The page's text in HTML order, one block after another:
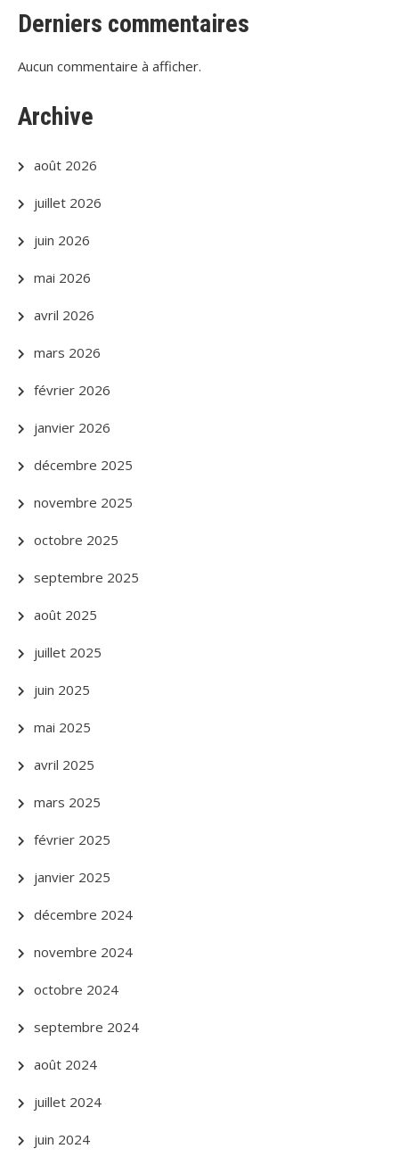
Derniers commentaires
Aucun commentaire à afficher.
Archive
août 2026
juillet 2026
juin 2026
mai 2026
avril 2026
mars 2026
février 2026
janvier 2026
décembre 2025
novembre 2025
octobre 2025
septembre 2025
août 2025
juillet 2025
juin 2025
mai 2025
avril 2025
mars 2025
février 2025
janvier 2025
décembre 2024
novembre 2024
octobre 2024
septembre 2024
août 2024
juillet 2024
juin 2024